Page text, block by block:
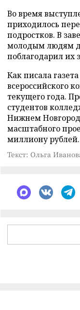
Во время
приходилось
подростков. В
молодым людям
поблагодарил их
Как писала
всероссийского
текущего года.
студентов
Нижнем
масштабного
миллиону рублей.
Текст: Ольга